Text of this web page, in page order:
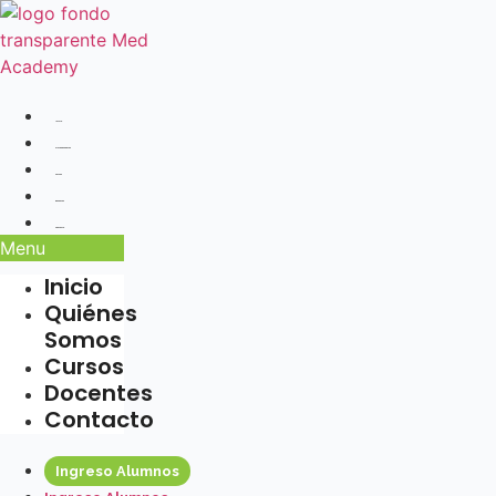
Ir
al
contenido
Menu
Inicio
Quiénes
Somos
Cursos
Docentes
Contacto
Ingreso Alumnos